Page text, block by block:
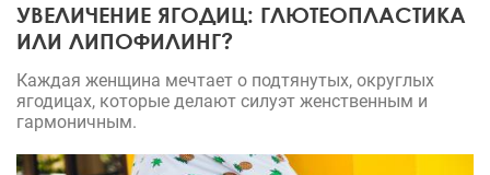
УВЕЛИЧЕНИЕ ЯГОДИЦ: ГЛЮТЕОПЛАСТИКА
ИЛИ ЛИПОФИЛИНГ?
Каждая женщина мечтает о подтянутых, округлых
ягодицах, которые делают силуэт женственным и
гармоничным.